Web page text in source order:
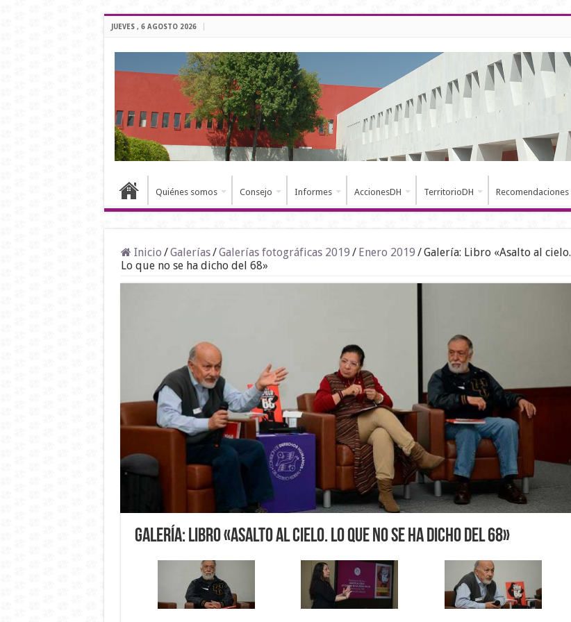
JUEVES , 6 AGOSTO 2026
Quiénes somos Consejo Informes AccionesDH TerritorioDH Recomendaciones
Inicio /Galerías/Galerías fotográficas 2019 / Enero 2019 /Galería: Libro «Asalto al cielo.
Lo que no se ha dicho del 68»
Galería: Libro «Asalto al cielo. Lo que no se ha dicho del 68»